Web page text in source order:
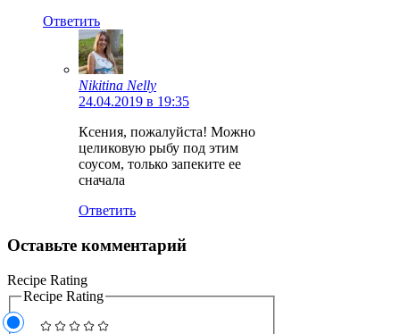
Ответить
Nikitina Nelly
24.04.2019 в 19:35
Ксения, пожалуйста! Можно
целиковую рыбу под этим
соусом, только запеките ее
сначала
Ответить
Оставьте комментарий
Recipe Rating
Recipe Rating